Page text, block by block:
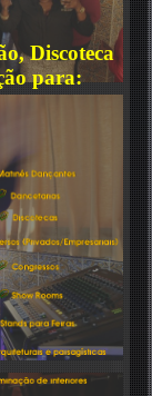
Discoteca
para: